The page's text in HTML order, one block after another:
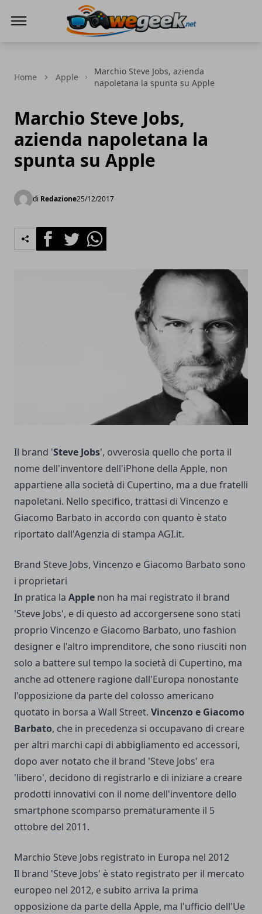
Home Apple
Marchio Steve Jobs, azienda
napoletana la spunta su Apple
Marchio Steve Jobs,
azienda napoletana la
spunta su Apple
di Redazione25/12/2017
FacebookTwitterWhatsapp
Il brand 'Steve Jobs', ovverosia quello che porta il
nome dell'inventore dell'iPhone della Apple, non
appartiene alla società di Cupertino, ma a due fratelli
napoletani. Nello specifico, trattasi di Vincenzo e
Giacomo Barbato in accordo con quanto è stato
riportato dall'Agenzia di stampa AGI.it.
Brand Steve Jobs, Vincenzo e Giacomo Barbato sono
i proprietari
In pratica la Apple non ha mai registrato il brand
'Steve Jobs', e di questo ad accorgersene sono stati
proprio Vincenzo e Giacomo Barbato, uno fashion
designer e l'altro imprenditore, che sono riusciti non
solo a battere sul tempo la società di Cupertino, ma
anche ad ottenere ragione dall'Europa nonostante
l'opposizione da parte del colosso americano
quotato in borsa a Wall Street. Vincenzo e Giacomo
Barbato, che in precedenza si occupavano di creare
per altri marchi capi di abbigliamento ed accessori,
dopo aver notato che il brand 'Steve Jobs' era
'libero', decidono di registrarlo e di iniziare a creare
prodotti innovativi con il nome dell'inventore dello
smartphone scomparso prematuramente il 5
ottobre del 2011.
Marchio Steve Jobs registrato in Europa nel 2012
Il brand 'Steve Jobs' è stato registrato per il mercato
europeo nel 2012, e subito arriva la prima
opposizione da parte della Apple, ma l'ufficio dell'Ue